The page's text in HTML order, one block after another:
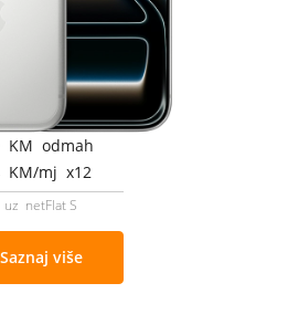
KM odmah
KM/mj x12
uz netFlat S
Saznaj više